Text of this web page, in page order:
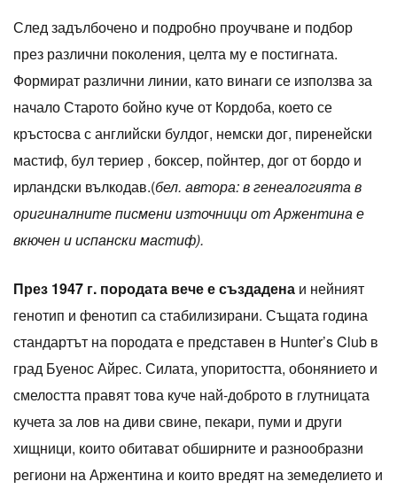
След задълбочено и подробно проучване и подбор
през различни поколения, целта му е постигната.
Формират различни линии, като винаги се използва за
начало Старото бойно куче от Кордоба, което се
кръстосва с английски булдог, немски дог, пиренейски
мастиф, бул териер , боксер, пойнтер, дог от бордо и
ирландски вълкодав.(бел. автора: в генеалогията в
оригиналните писмени източници от Аржентина е
вкючен и испански мастиф).
През 1947 г. породата вече е създадена и нейният
генотип и фенотип са стабилизирани. Същата година
стандартът на породата е представен в Hunter’s Club в
град Буенос Айрес. Силата, упоритостта, обонянието и
смелостта правят това куче най-доброто в глутницата
кучета за лов на диви свине, пекари, пуми и други
хищници, които обитават обширните и разнообразни
региони на Аржентина и които вредят на земеделието и